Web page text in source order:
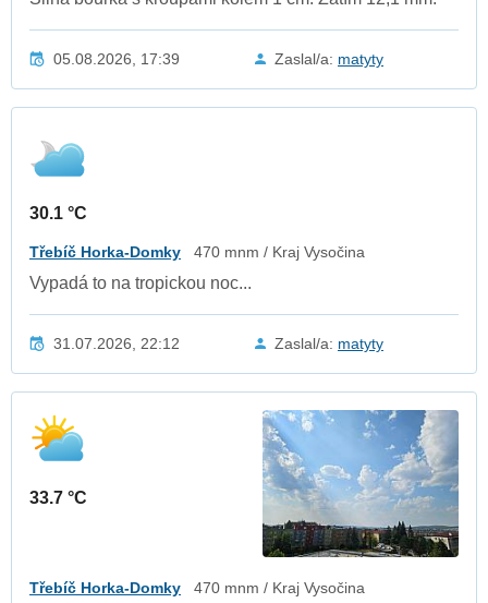
05.08.2026, 17:39 Zaslal/a: matyty
30.1 °C
Třebíč Horka-Domky 470 mnm / Kraj Vysočina
Vypadá to na tropickou noc...
31.07.2026, 22:12 Zaslal/a: matyty
33.7 °C
Třebíč Horka-Domky 470 mnm / Kraj Vysočina